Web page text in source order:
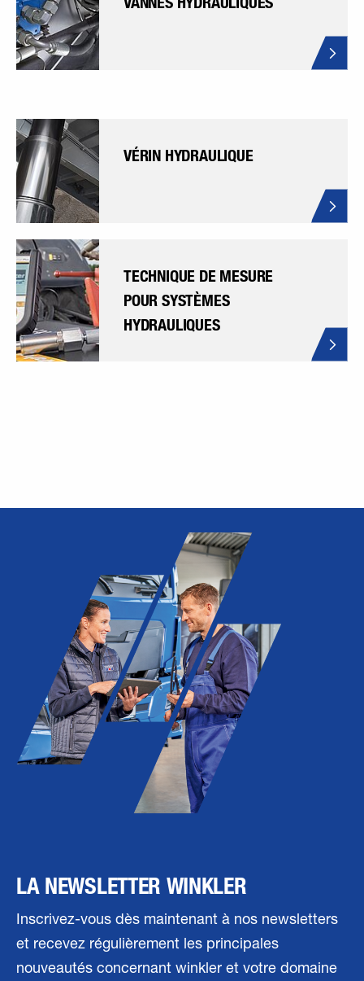
VÉRIN HYDRAULIQUE
TECHNIQUE DE MESURE
POUR SYSTÈMES
HYDRAULIQUES
LA NEWSLETTER WINKLER
Inscrivez-vous dès maintenant à nos newsletters
et recevez régulièrement les principales
nouveautés concernant winkler et votre domaine